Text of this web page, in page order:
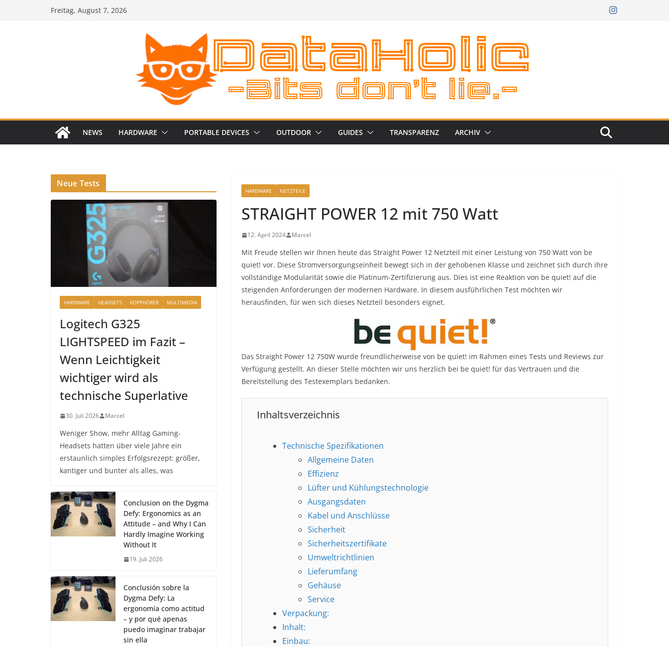
Freitag, August 7, 2026
NEWS HARDWARE PORTABLE DEVICES OUTDOOR GUIDES TRANSPARENZ ARCHIV
HARDWARE NETZTEILE
STRAIGHT POWER 12 mit 750 Watt
12. April 2024 Marcel
Mit Freude stellen wir Ihnen heute das Straight Power 12 Netzteil mit einer Leistung von 750 Watt von be
quiet! vor. Diese Stromversorgungseinheit bewegt sich in der gehobenen Klasse und zeichnet sich durch ihre
vollständige Modularität sowie die Platinum-Zertifizierung aus. Dies ist eine Reaktion von be quiet! auf die
steigenden Anforderungen der modernen Hardware. In diesem ausführlichen Test möchten wir
herausfinden, für wen sich dieses Netzteil besonders eignet.
Das Straight Power 12 750W wurde freundlicherweise von be quiet! im Rahmen eines Tests und Reviews zur
Verfügung gestellt. An dieser Stelle möchten wir uns herzlich bei be quiet! für das Vertrauen und die
Bereitstellung des Testexemplars bedanken.
Inhaltsverzeichnis
Technische Spezifikationen
Allgemeine Daten
Effizienz
Lüfter und Kühlungstechnologie
Ausgangsdaten
Kabel und Anschlüsse
Sicherheit
Sicherheitszertifikate
Umweltrichtlinien
Lieferumfang
Gehäuse
Service
Verpackung:
Inhalt:
Einbau:
Neue Tests
HARDWARE HEADSETS KOPFHÖRER MULTIMEDIA
Logitech G325
LIGHTSPEED im Fazit –
Wenn Leichtigkeit
wichtiger wird als
technische Superlative
30. Juli 2026 Marcel
Weniger Show, mehr Alltag Gaming-
Headsets hatten über viele Jahre ein
erstaunlich simples Erfolgsrezept: größer,
kantiger und bunter als alles, was
Conclusion on the Dygma
Defy: Ergonomics as an
Attitude – and Why I Can
Hardly Imagine Working
Without It
19. Juli 2026
Conclusión sobre la
Dygma Defy: La
ergonomía como actitud
– y por qué apenas
puedo imaginar trabajar
sin ella